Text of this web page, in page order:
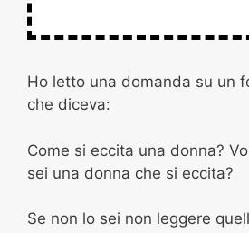
Ho letto una domanda su un
che diceva:
Come si eccita una donna?
sei una donna che si eccita?
Se non lo sei non leggere